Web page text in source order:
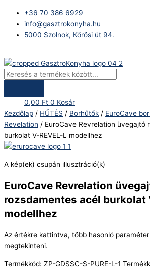
content
+36 70 386 6929
info@gasztrokonyha.hu
5000 Szolnok, Kőrösi út 94.
search
0,00 Ft 0 Kosár
Kezdőlap / HŰTÉS / Borhűtők / EuroCave
Revelation / EuroCave Revrelation üvegajtó
burkolat V-REVEL-L modellhez
A kép(ek) csupán illusztráció(k)
EuroCave Revrelation
rozsdamentes acél burkolat
modellhez
Az értékre kattintva, több hasonló
megtekinteni.
Termékkód: ZP-GDSSC-S-PURE-L-1
Revrelation
üvegajtó
rozsdamentes
burkolat
V-
REVEL-
modellhez
mennyiség